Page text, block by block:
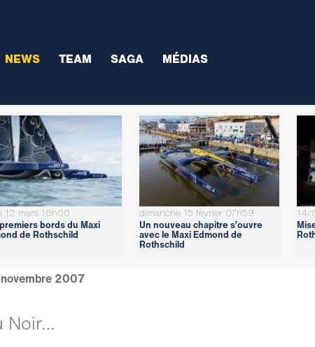
NEWS TEAM SAGA MÉDIAS
12 mars 16h00
bords du Maxi
de Rothschild
dimanche 15 février 07h59
Un nouveau chapitre s’ouvre
avec le Maxi Edmond de
Rothschild
14/
2007
Noir…